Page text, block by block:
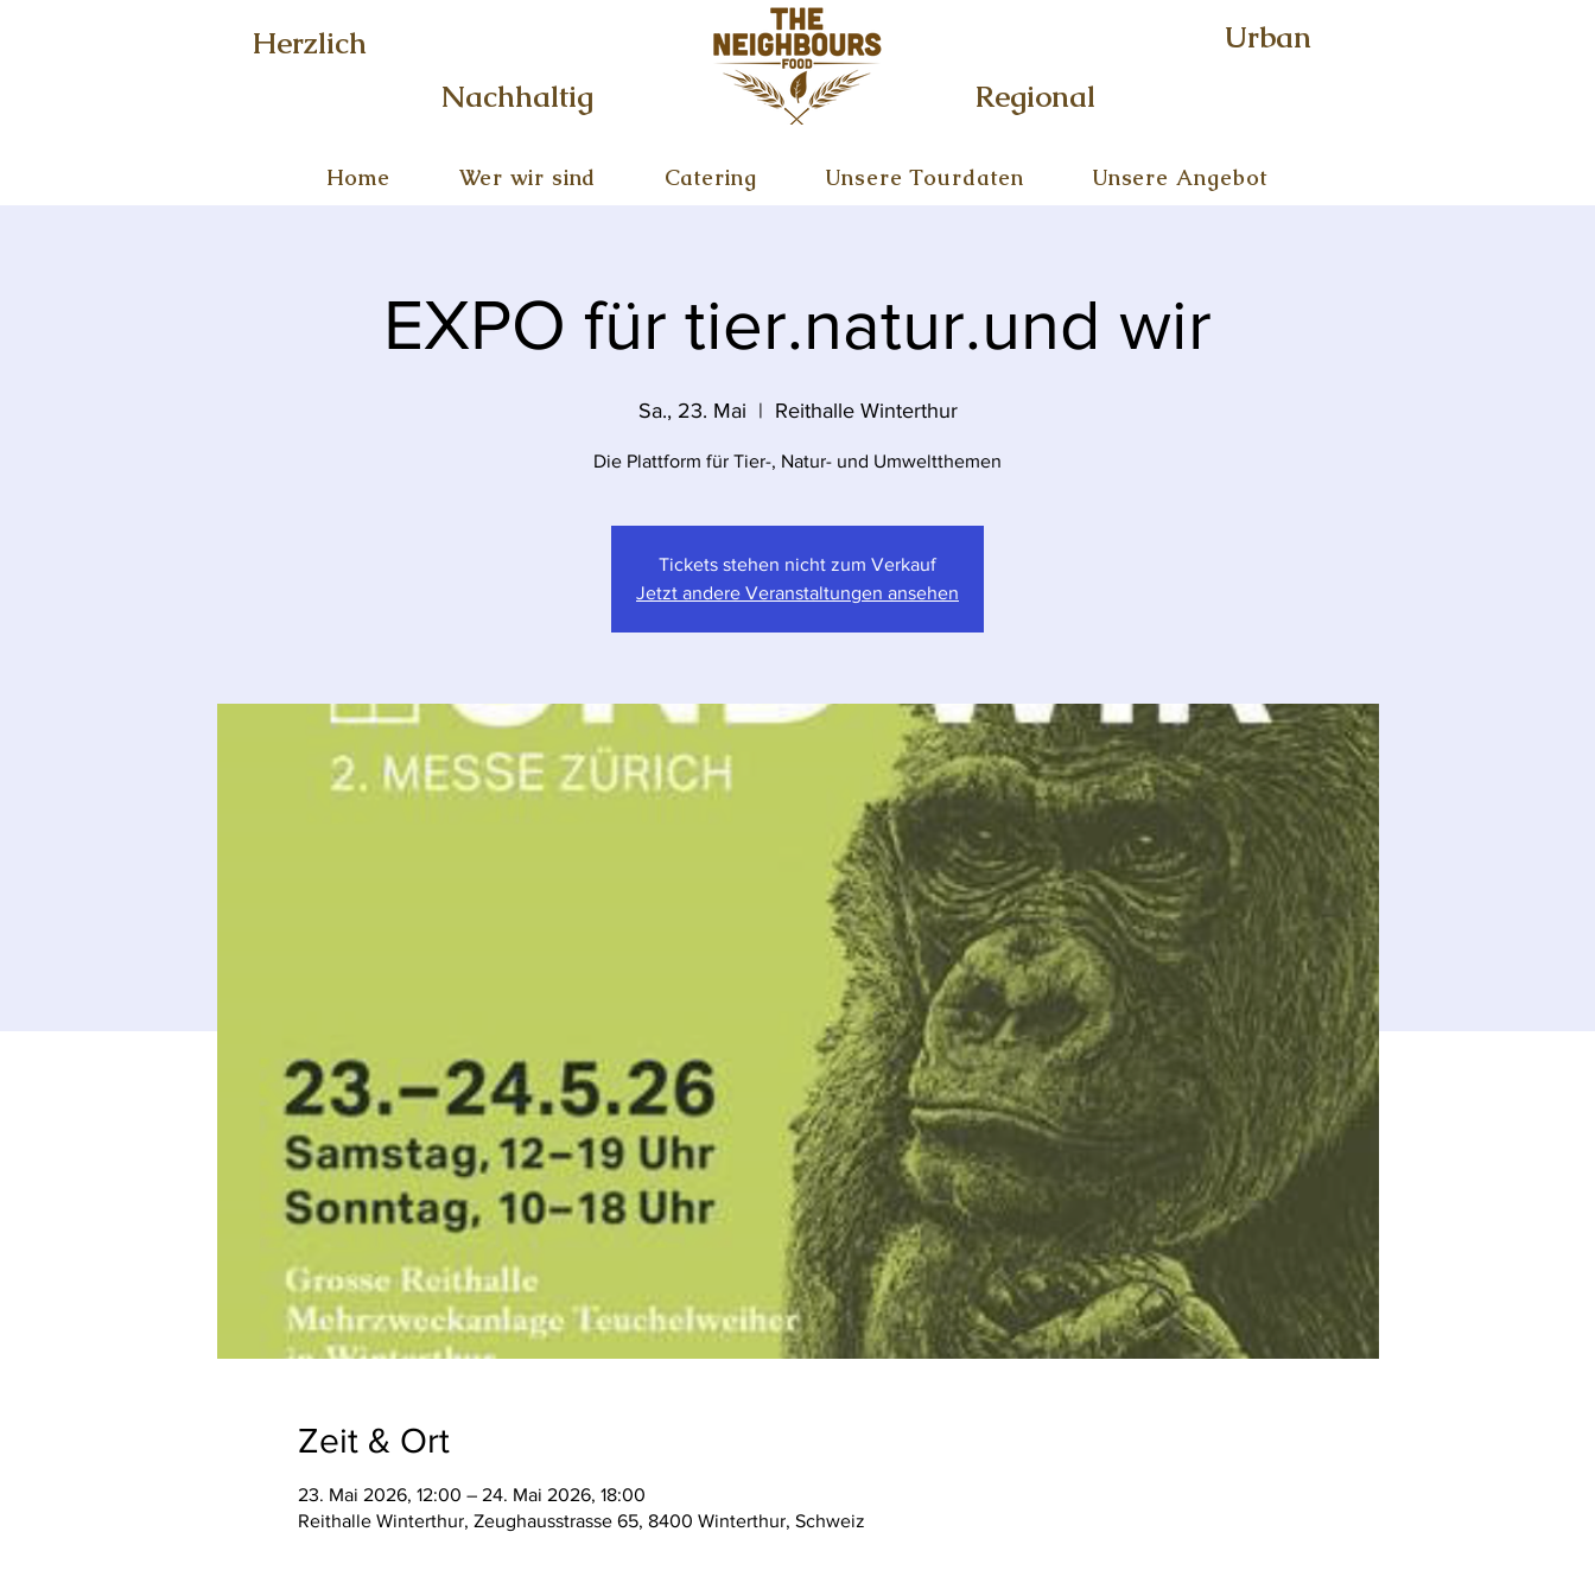
Herzlich
Nachhaltig
Regional
Urban
Home Wer wir sind Catering Unsere Tourdaten Unsere Angebot
EXPO für tier.natur.und wir
Sa., 23. Mai
  |
Reithalle Winterthur
Die Plattform für Tier-, Natur- und Umweltthemen
Tickets stehen nicht zum Verkauf
Jetzt andere Veranstaltungen ansehen
Zeit & Ort
23. Mai 2026, 12:00 – 24. Mai 2026, 18:00
Reithalle Winterthur, Zeughausstrasse 65, 8400 Winterthur, Schweiz